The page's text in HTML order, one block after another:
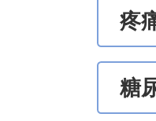
疼
糖